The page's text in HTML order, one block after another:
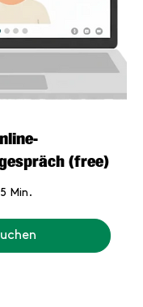
(free)
Min.